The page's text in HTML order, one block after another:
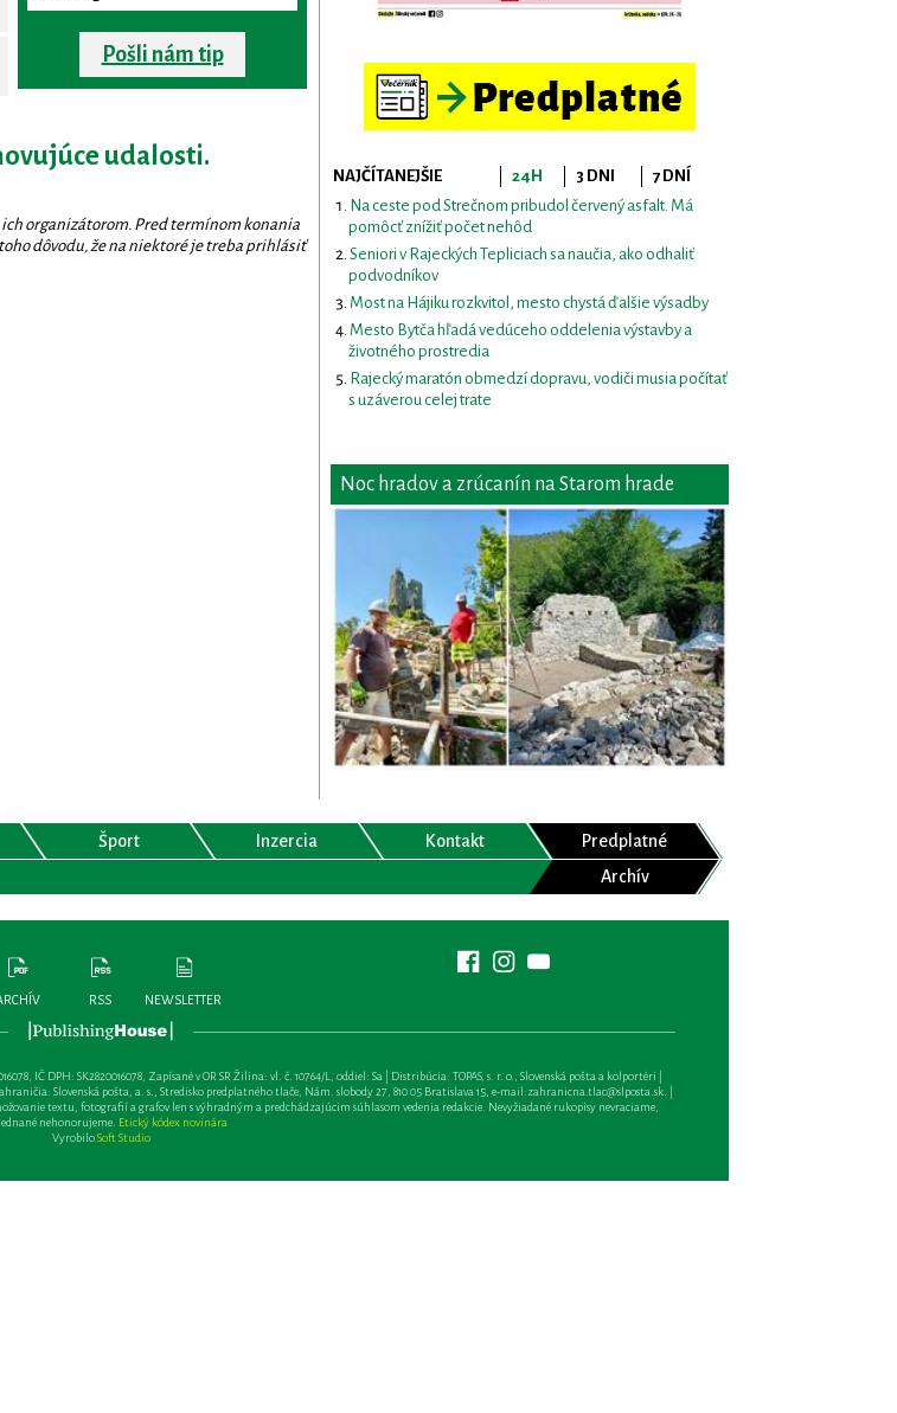
Pošli nám tip
udalosti.
organizátorom. Pred termínom konania
dôvodu, že na niektoré je treba prihlásiť
NAJČÍTANEJŠIE 24H 3 DNI
7 DNÍ
Na ceste pod Strečnom pribudol červený asfalt. Má
pomôcť znížiť počet nehôd
Seniori v Rajeckých Tepliciach sa naučia, ako odhaliť
podvodníkov
Most na Hájiku rozkvitol, mesto chystá ďalšie výsadby
Mesto Bytča hľadá vedúceho oddelenia výstavby a
životného prostredia
Rajecký maratón obmedzí dopravu, vodiči musia počítať
s uzáverou celej trate
Noc hradov a zrúcanín na Starom hrade
Šport Inzercia Kontakt
Predplatné
Archív
RSS NEWSLETTER
IČ DPH: SK2820016078, Zapísané v OR SR Žilina: vl. č. 10764/L, oddiel: Sa | Distribúcia: TOPAS, s. r. o., Slovenská pošta a kolportéri |
Slovenská pošta, a. s., Stredisko predplatného tlače, Nám. slobody 27, 810 05 Bratislava 15, e-mail:zahranicna.tlac@slposta.sk. |
textu, fotografií a grafov len s výhradným a predchádzajúcim súhlasom vedenia redakcie. Nevyžiadané rukopisy nevraciame,
nehonorujeme. Etický kódex novinára
VyrobiloSoft Studio